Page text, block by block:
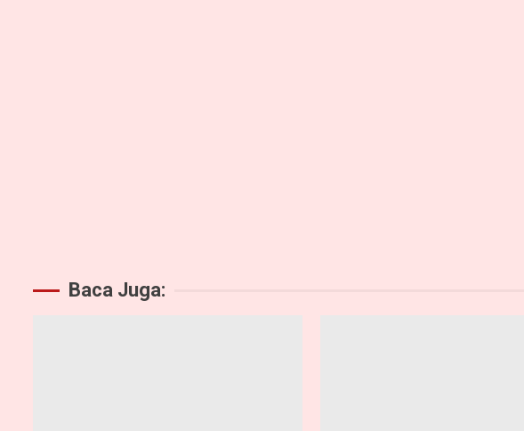
Baca Juga: